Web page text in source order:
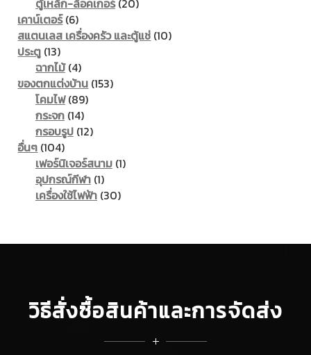
ตู้เหล็ก-ล็อคเกอร์ 20
เคาน์เตอร์ 66
products
สแตนเลส เครื่องครัว และตู้แช่ 1010
ประตู 1313
products
ฉากไม้ 44
products
ของตกแต่งบ้าน 153153
โคมไฟ 8989
products
กระจก 1414
products
กรอบรูป 1212
อื่นๆ 104104
products
เฟอร์นิเจอร์สนาม 11
อุปกรณ์กีฬา 11
product
เครื่องใช้ไฟฟ้า 3030
วิธีสั่งซื้อสินค้าและการจัดส่ง